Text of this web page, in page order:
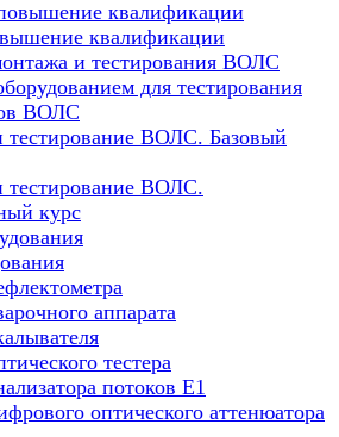
квалификации
и тестирования ВОЛС
для тестирования
ВОЛС
ВОЛС. Базовый
ВОЛС.
курс
аппарата
тестера
потоков Е1
оптического аттенюатора